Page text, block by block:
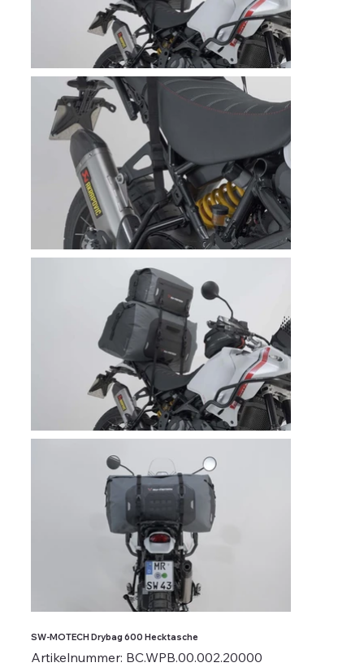
SW-MOTECH Drybag 600 Hecktasche
Artikelnummer: Artikelnummer:
BC.WPB.00.002.20000
BC.WPB.00.002.20000